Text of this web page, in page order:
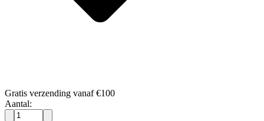
Gratis verzending vanaf €100
Aantal: